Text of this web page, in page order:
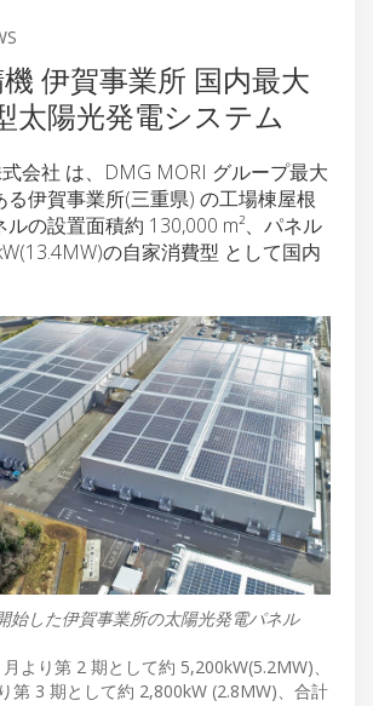
伊賀事業所 国内最大
太陽光発電システム
会社 は、DMG MORI グループ最大
る伊賀事業所(三重県) の工場棟屋根
の設置面積約 130,000 m²、パネル
の自家消費型 として国内
始した伊賀事業所の太陽光発電パネル
より第 2 期として約 5,200kW(5.2MW)、
第 3 期として約 2,800kW (2.8MW)、合計